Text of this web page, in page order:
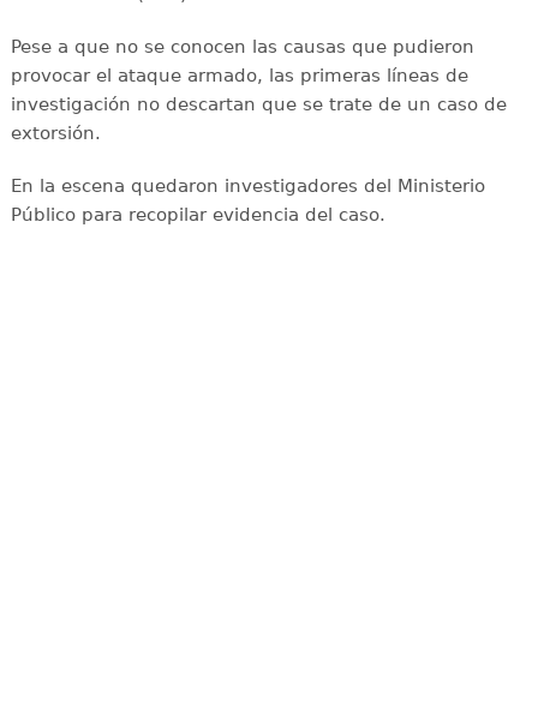
Pese a que no se conocen las causas que pudieron
provocar el ataque armado, las primeras líneas de
investigación no descartan que se trate de un caso de
extorsión.
En la escena quedaron investigadores del Ministerio
Público para recopilar evidencia del caso.